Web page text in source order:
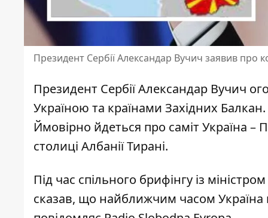
Президент Сербії Александар Вучич заявив про
Президент СербіїАлександар Вучич
Україною та країнами Західних
Ймовірно йдеться про саміт Україна
столиці Албанії Тирані.
Під час спільного брифінгу із
сказав, що найближчим часом Україна